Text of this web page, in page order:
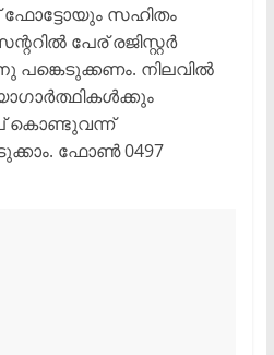
സഹിതം
പേര് രജിസ്റ്റര്‍
നിലവില്‍
കൊണ്ടുവന്ന്
ഫോണ്‍ 0497